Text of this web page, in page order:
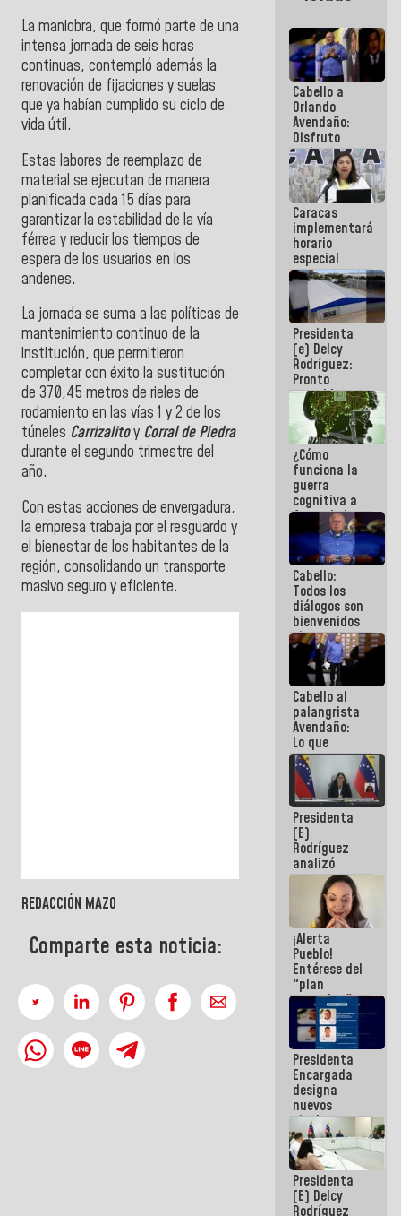
La maniobra, que formó parte de una
intensa jornada de seis horas
continuas, contempló además la
renovación de fijaciones y suelas
que ya habían cumplido su ciclo de
vida útil.
Estas labores de reemplazo de
material se ejecutan de manera
planificada cada 15 días para
garantizar la estabilidad de la vía
férrea y reducir los tiempos de
espera de los usuarios en los
andenes.
La jornada se suma a las políticas de
mantenimiento continuo de la
institución, que permitieron
completar con éxito la sustitución
de 370,45 metros de rieles de
rodamiento en las vías 1 y 2 de los
túneles Carrizalitoy Corral de Piedra
durante el segundo trimestre del
año.
Con estas acciones de envergadura,
la empresa trabaja por el resguardo y
el bienestar de los habitantes de la
región, consolidando un transporte
masivo seguro y eficiente.
REDACCIÓN MAZO
Comparte esta noticia:
Cabello a
Orlando
Avendaño:
Disfruto
cada vez
que escribes
porque lo
que haces
es
embarrarla
Caracas
implementará
horario
especial
para
adaptarse
al plan de
ahorro
energético
Presidenta
(e) Delcy
Rodríguez:
Pronto
restableceremos
las
operaciones
en el
Aeropuerto
Internacional
de
Maiquetía
¿Cómo
funciona la
guerra
cognitiva a
favor de la
narrativa
hegemónica?
(1)
Cabello:
Todos los
diálogos son
bienvenidos
siempre que
estén en el
marco de la
Constitución
de la
República
Cabello al
palangrista
Avendaño:
Lo que
vayas a
escribir
hazlo hoy
por que no
sabemos si
la semana
que viene
hay
programa
Presidenta
(E)
Rodríguez
analizó
junto a
gobernadores
planes de
recuperación
del Sistema
Eléctrico
Nacional
¡Alerta
Pueblo!
Entérese del
"plan
enjambre"
de La Sayo
para
sabotear el
diálogo y
promover el
caos
Presidenta
Encargada
designa
nuevos
titulares en
el
Viceministerio
de Energía
Eléctrica y
CORPOELEC
Presidenta
(E) Delcy
Rodríguez